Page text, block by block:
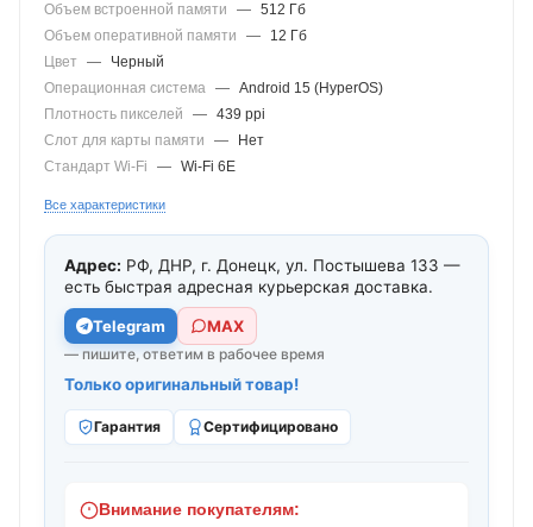
Объем встроенной памяти
— 512 Гб
Объем оперативной памяти
—
12 Гб
Цвет
—
Черный
Операционная система — Android 15 (HyperOS)
Плотность пикселей
— 439 ppi
Слот для карты памяти
—
Нет
Стандарт Wi-Fi
— Wi-Fi 6E
Все характеристики
Адрес: РФ, ДНР, г. Донецк, ул. Постышева 133 —
есть быстрая адресная курьерская доставка.
Telegram МАХ
— пишите, ответим в рабочее время
Только оригинальный товар!
Гарантия Сертифицировано
Внимание покупателям: